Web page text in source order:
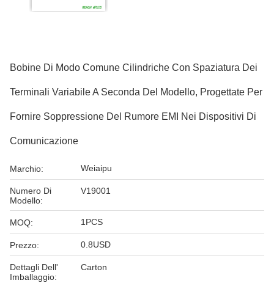
Bobine Di Modo Comune Cilindriche Con Spaziatura Dei
Terminali Variabile A Seconda Del Modello, Progettate Per
Fornire Soppressione Del Rumore EMI Nei Dispositivi Di
Comunicazione
Marchio: Weiaipu
Numero Di
Modello:
V19001
MOQ: 1PCS
Prezzo: 0.8USD
Dettagli Dell'
Imballaggio:
Carton